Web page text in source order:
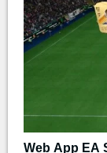
Web App EA